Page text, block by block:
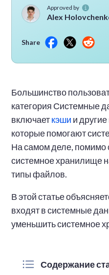
Approved by
Alex
Share
Большинство
категория Системные
включаеткэши и
которые помогают
На самом деле,
системное хранилище
типы файлов.
В этой статье
входят в системные
уменьшить системное
Содержание